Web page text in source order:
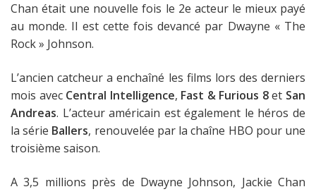
Chan était une nouvelle fois le 2e acteur le mieux payé
au monde. Il est cette fois devancé par Dwayne « The
Rock » Johnson.
L’ancien catcheur a enchaîné les films lors des derniers
mois avec Central Intelligence, Fast & Furious 8et San
Andreas. L’acteur américain est également le héros de
la série Ballers, renouvelée par la chaîne HBO pour une
troisième saison.
A 3,5 millions près de Dwayne Johnson, Jackie Chan